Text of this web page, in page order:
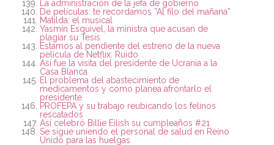
La administración de la jefa de gobierno
De películas: te recordamos ”Al filo del mañana”
Matilda: el musical
Yasmín Esquivel, la ministra que acusan de
plagiar su Tesis
Estamos al pendiente del estreno de la nueva
película de Netflix: Ruido
Así fue la visita del presidente de Ucrania a la
Casa Blanca
El problema del abastecimiento de
medicamentos y como planea afrontarlo el
presidente
PROFEPA y su trabajo reubicando los felinos
rescatados
Así celebró Billie Eilish su cumpleaños #21
Se sigue uniendo el personal de salud en Reino
Unido para las huelgas